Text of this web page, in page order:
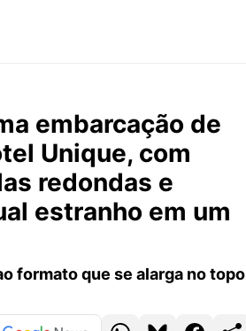
embarcação de
Unique, com
redondas e
estranho em um
formato que se alarga no topo